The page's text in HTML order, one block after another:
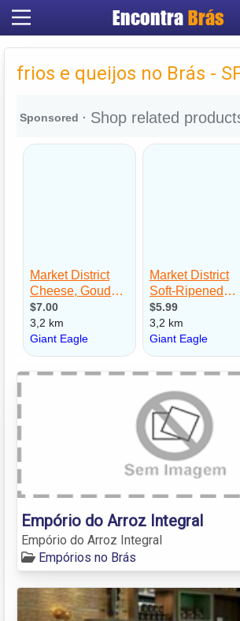
Encontra Brás
Cadastrar
Criar conta
frios e queijos no Brás -
Empório do Arroz Integral
Empório do Arroz Integral
Empórios no Brás